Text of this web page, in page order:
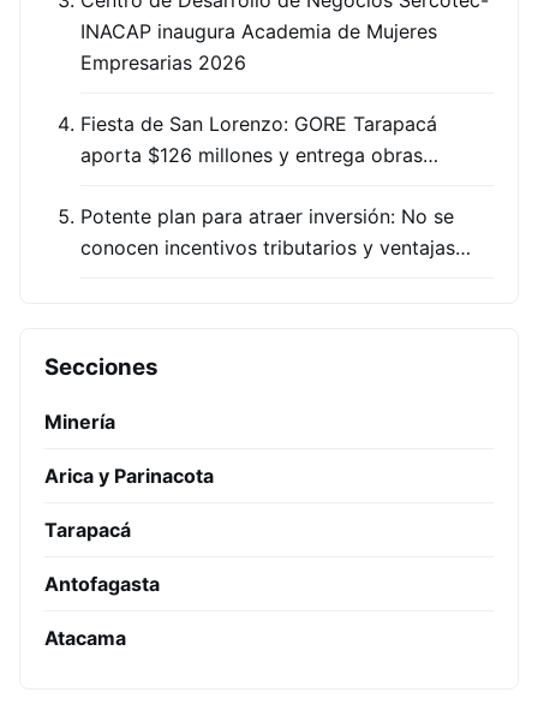
INACAP inaugura Academia de Mujeres
Empresarias 2026
Fiesta de San Lorenzo: GORE Tarapacá
aporta $126 millones y entrega obras…
Potente plan para atraer inversión: No se
conocen incentivos tributarios y ventajas…
Secciones
Minería
Arica y Parinacota
Tarapacá
Antofagasta
Atacama